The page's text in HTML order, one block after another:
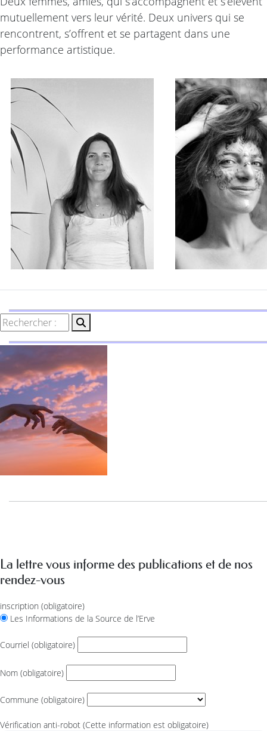
mutuellement vers leur vérité. Deux univers qui se
rencontrent, s’offrent et se partagent dans une
performance artistique.
La lettre vous informe des publications et de nos
rendez-vous
inscription (obligatoire)
Les Informations de la Source de l’Erve
Courriel (obligatoire)
Nom (obligatoire)
Commune (obligatoire)
Vérification anti-robot (Cette information est obligatoire)